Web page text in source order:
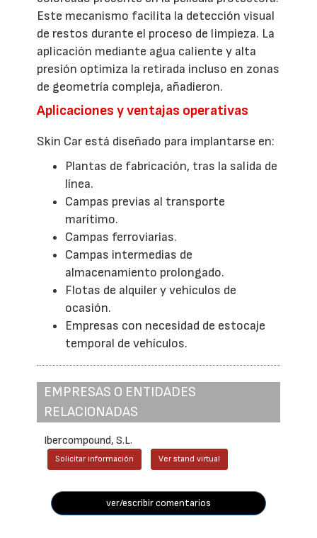
Este mecanismo facilita la detección visual
de restos durante el proceso de limpieza. La
aplicación mediante agua caliente y alta
presión optimiza la retirada incluso en zonas
de geometría compleja, añadieron.
Aplicaciones y ventajas operativas
Skin Car está diseñado para implantarse en:
Plantas de fabricación, tras la salida de
línea.
Campas previas al transporte
marítimo.
Campas ferroviarias.
Campas intermedias de
almacenamiento prolongado.
Flotas de alquiler y vehículos de
ocasión.
Empresas con necesidad de estocaje
temporal de vehículos.
EMPRESAS O ENTIDADES
RELACIONADAS
Ibercompound, S.L.
Solicitar información Ver stand virtual
ver/escribir comentarios